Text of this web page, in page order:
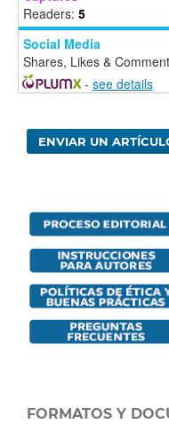
Readers: 5
Social Media
Shares, Likes &
- see details
ENVIAR UN
FORMATOS Y